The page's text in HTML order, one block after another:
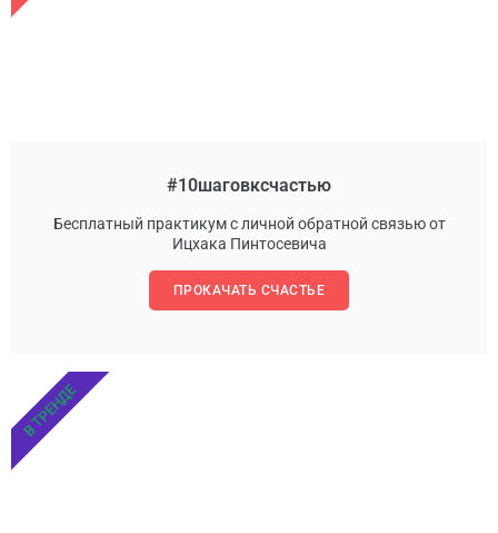
#10шаговксчастью
Бесплатный практикум с личной обратной связью от
Ицхака Пинтосевича
ПРОКАЧАТЬ СЧАСТЬЕ
В ТРЕНДЕ